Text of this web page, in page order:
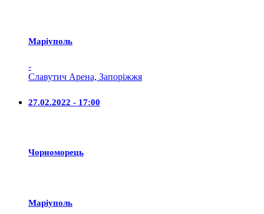
Маріуполь
-
Славутич Арена, Запоріжжя
27.02.2022 - 17:00
Чорноморець
Маріуполь